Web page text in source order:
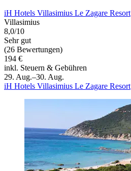
iH Hotels Villasimius Le Zagare Resort
Villasimius
8,0/10
Sehr gut
(26 Bewertungen)
194 €
inkl. Steuern & Gebühren
29. Aug.–30. Aug.
iH Hotels Villasimius Le Zagare Resort